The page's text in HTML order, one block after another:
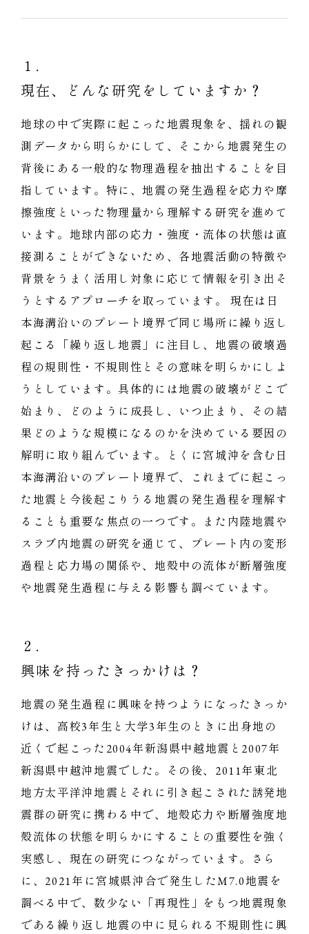
１．
現在、どんな研究をしていますか？
地球の中で実際に起こった地震現象を、揺れの観
測データから明らかにして、そこから地震発生の
背後にある一般的な物理過程を抽出することを目
指しています。特に、地震の発生過程を応力や摩
擦強度といった物理量から理解する研究を進めて
います。地球内部の応力・強度・流体の状態は直
接測ることができないため、各地震活動の特徴や
背景をうまく活用し対象に応じて情報を引き出そ
うとするアプローチを取っています。 現在は日
本海溝沿いのプレート境界で同じ場所に繰り返し
起こる「繰り返し地震」に注目し、地震の破壊過
程の規則性・不規則性とその意味を明らかにしよ
うとしています。具体的には地震の破壊がどこで
始まり、どのように成長し、いつ止まり、その結
果どのような規模になるのかを決めている要因の
解明に取り組んでいます。とくに宮城沖を含む日
本海溝沿いのプレート境界で、これまでに起こっ
た地震と今後起こりうる地震の発生過程を理解す
ることも重要な焦点の一つです。また内陸地震や
スラブ内地震の研究を通じて、プレート内の変形
過程と応力場の関係や、地殻中の流体が断層強度
や地震発生過程に与える影響も調べています。
２．
興味を持ったきっかけは？
地震の発生過程に興味を持つようになったきっか
けは、高校3年生と大学3年生のときに出身地の
近くで起こった2004年新潟県中越地震と2007年
新潟県中越沖地震でした。その後、2011年東北
地方太平洋沖地震とそれに引き起こされた誘発地
震群の研究に携わる中で、地殻応力や断層強度地
殻流体の状態を明らかにすることの重要性を強く
実感し、現在の研究につながっています。さら
に、2021年に宮城県沖合で発生したM7.0地震を
調べる中で、数少ない「再現性」をもつ地震現象
である繰り返し地震の中に見られる不規則性に興